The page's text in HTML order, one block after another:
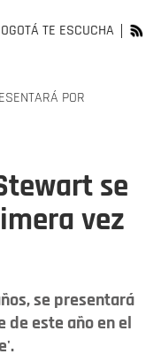
TE ESCUCHA
POR
se
vez
se presentará
de este año en el